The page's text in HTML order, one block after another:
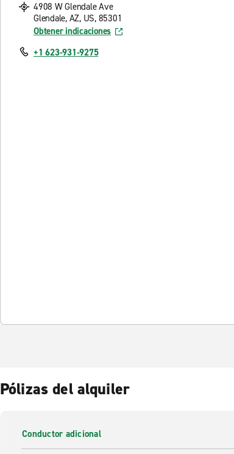
4908 W Glendale Ave
Glendale, AZ, US, 85301
Obtener indicaciones
+1 623-931-9275
Pólizas del alquiler
Conductor adicional